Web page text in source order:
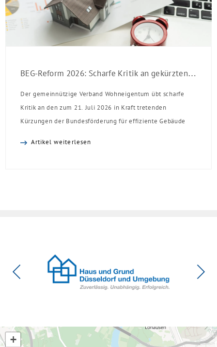
BEG-Reform 2026: Scharfe Kritik an gekürzten Sanierungsförderungen
Der gemeinnützige Verband Wohneigentum übt scharfe
Kritik an den zum 21. Juli 2026 in Kraft tretenden
Kürzungen der Bundesförderung für effiziente Gebäude
Artikel weiterlesen
+